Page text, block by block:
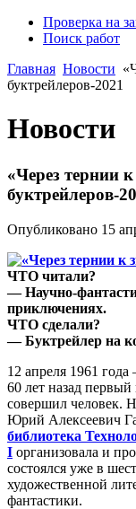
Проверка на
Поиск работ
Главная Новости
буктрейлеров-2021
Новости
«Через тернии
буктрейлеров-
Опубликовано 15
ЧТО читали?
— Научно-
приключениях.
ЧТО сделали?
— Буктрейлер на
12 апреля 1961
60 лет назад первый
совершил человек.
Юрий Алексеевич
библиотека
I организовала и
состоялся уже в
художественной
фантастики.